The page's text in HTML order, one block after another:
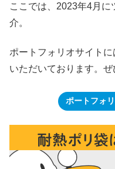
ここでは、2023年4月
介。
ポートフォリオサイト
いただいております。
ポートフォ